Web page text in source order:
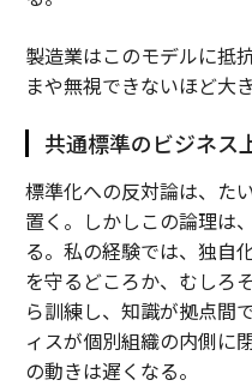
製造業はこのモデルに抵
まや無視できないほど大
共通標準のビジネス
標準化への反対論は、た
置く。しかしこの論理は
る。私の経験では、独自
を守るどころか、むしろ
ら訓練し、知識が拠点間
ィスが個別組織の内側に
の動きは遅くなる。